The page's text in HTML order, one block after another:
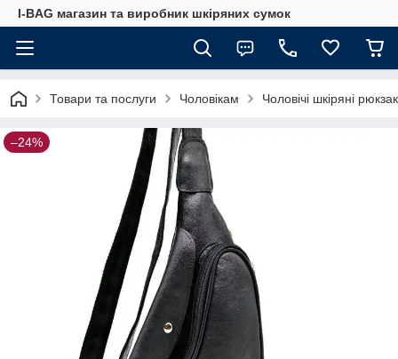
I-BAG магазин та виробник шкіряних сумок
Товари та послуги Чоловікам Чоловічі шкіряні
–24%